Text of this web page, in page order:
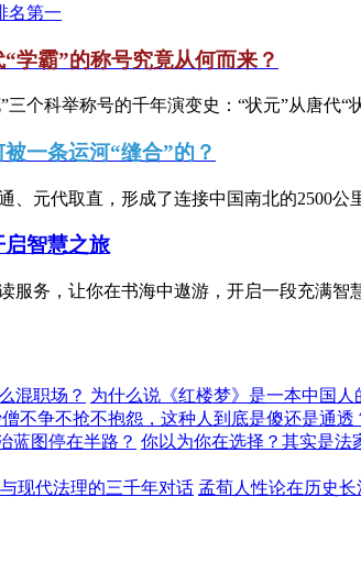
名第一
学霸”的称号究竟从何而来？
三个科举称号的千年演变史：“状元”从唐代“
一条运河“缝合”的？
、元代取直，形成了连接中国南北的2500公
智慧之旅
服务，让你在书海中遨游，开启一段充满智
混职场？ 为什么说《红楼梦》是一本中国人
不争不抢不抱怨，这种人到底是傻还是通透
蓝图停在半路？ 你以为你在选择？其实是法
现代法理的三千年对话 孟荀人性论在历史